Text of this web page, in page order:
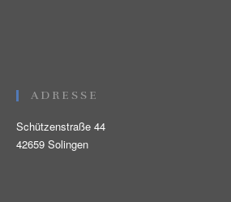
ADRESSE
Schützenstraße 44
42659 Solingen